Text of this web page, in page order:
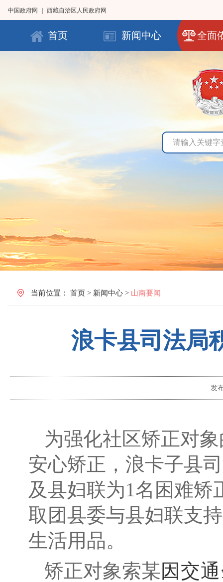
中国政府网 西藏自治区人民政府网
首页 新闻中心 全面
当前位置： 首页 > 新闻中心 > 山南要闻
浪卡县司法局
发
为强化社区矫正对
安心矫正，浪卡子县
及县妇联为1名困难矫
取团县委与县妇联支
生活用品。
矫正对象索某因交